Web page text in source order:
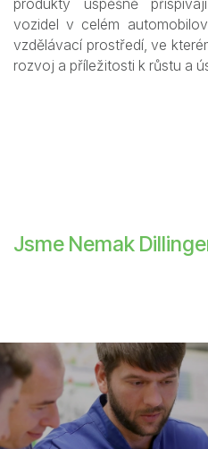
produkty úspěšně
vozidel v celém
vzdělávací prostředí, ve
rozvoj a příležitosti k růstu a
Jsme Nemak